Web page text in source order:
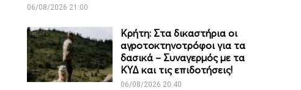
06/08/2026 21:00
Κρήτη: Στα δικαστήρια οι
αγροτοκτηνοτρόφοι για τα
δασικά – Συναγερμός με τα
ΚΥΔ και τις επιδοτήσεις!
06/08/2026 20:40